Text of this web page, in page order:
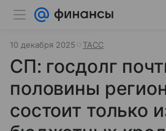
10 декабря 2025 ТАСС
СП: госдолг
половины
состоит только